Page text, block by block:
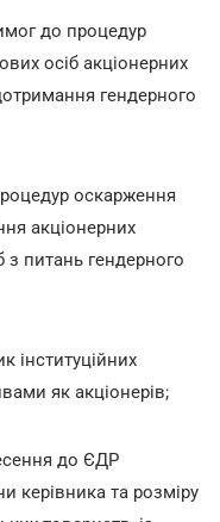
до процедур
осіб акціонерних
гендерного
оскарження
акціонерних
з питань гендерного
інституційних
як акціонерів;
до ЄДР
керівника та розміру